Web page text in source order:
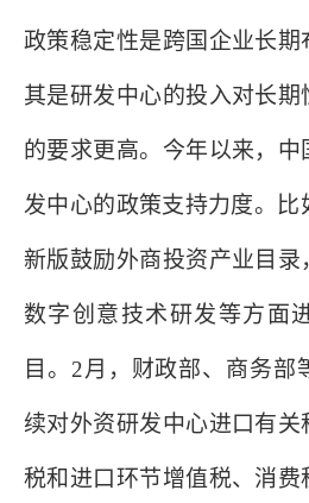
政策稳定性是跨国企业长
其是研发中心的投入对长
的要求更高。今年以来，
发中心的政策支持力度。比
新版鼓励外商投资产业目录
数字创意技术研发等方面
目。2月，财政部、商务部
续对外资研发中心进口有
税和进口环节增值税、消